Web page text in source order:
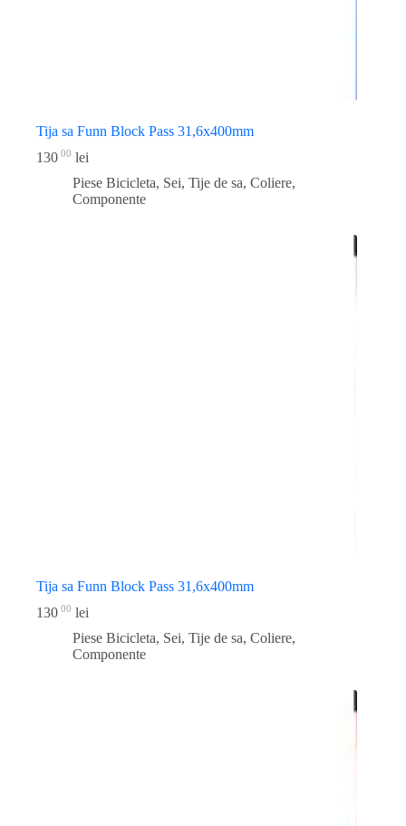
Tija sa Funn Block Pass 31,6x400mm
130 00 lei
Piese Bicicleta, Sei, Tije de sa, Coliere,
Componente
Tija sa Funn Block Pass 31,6x400mm
130 00 lei
Piese Bicicleta, Sei, Tije de sa, Coliere,
Componente